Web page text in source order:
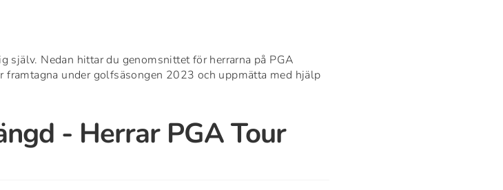
själv. Nedan hittar du genomsnittet för herrarna på PGA
framtagna under golfsäsongen 2023 och uppmätta med hjälp
- Herrar PGA Tour